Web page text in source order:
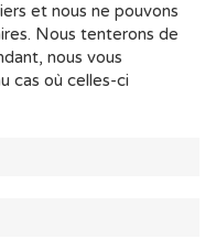
et nous ne pouvons
Nous tenterons de
nous vous
cas où celles-ci